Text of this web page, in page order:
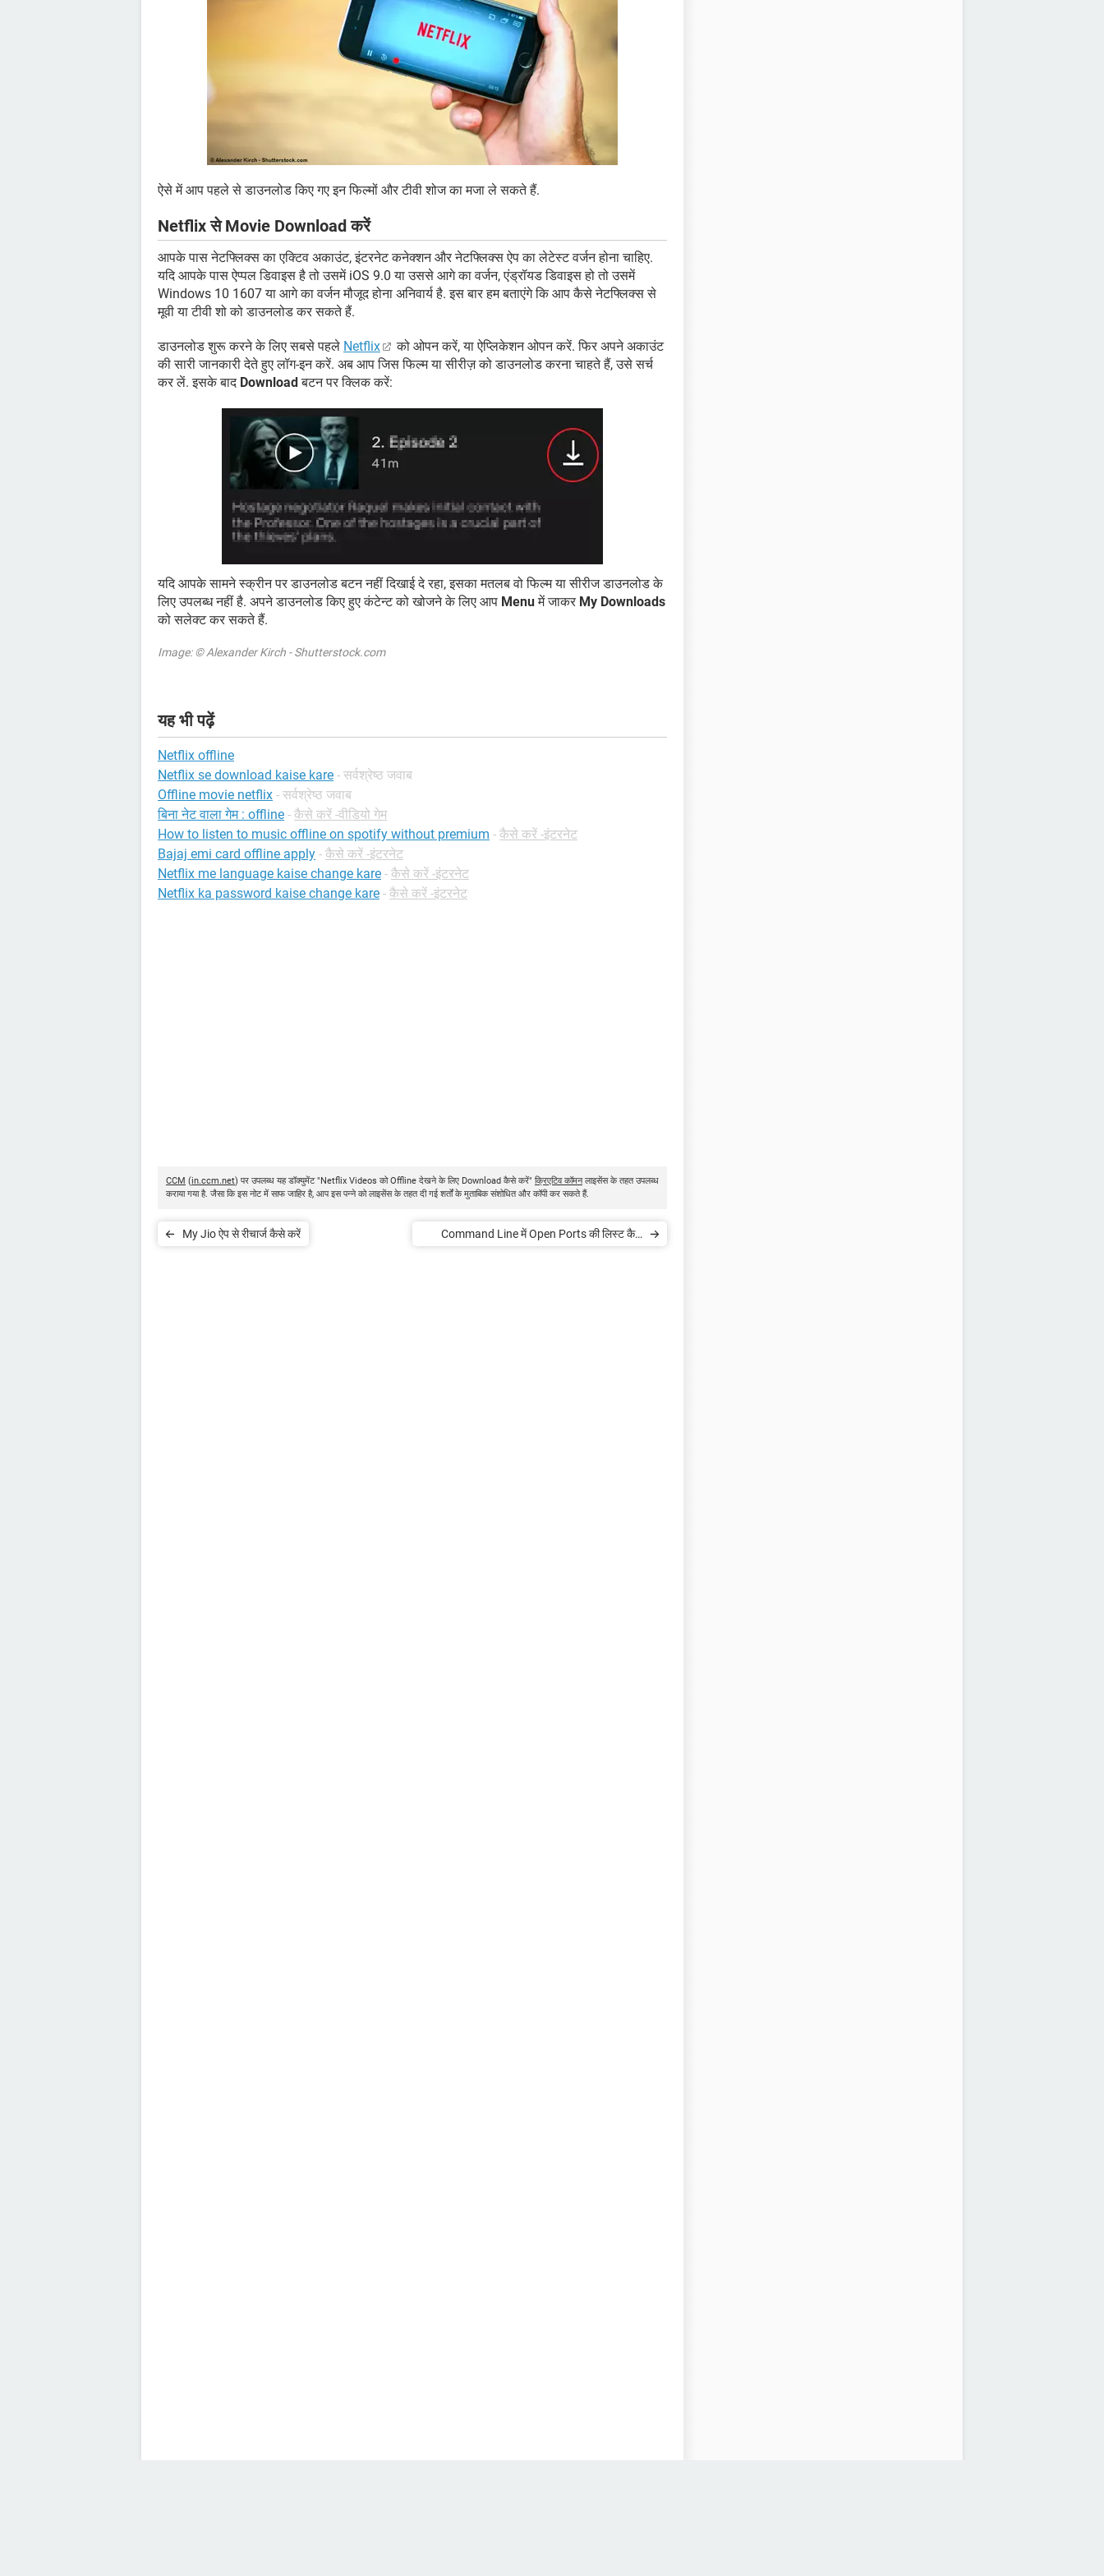
ऐसे में आप पहले से डाउनलोड किए गए इन फिल्मों और टीवी शोज का मजा ले सकते हैं.
Netflix से Movie Download करें
आपके पास नेटफ्लिक्स का एक्टिव अकाउंट, इंटरनेट कनेक्शन और नेटफ्लिक्स ऐप का लेटेस्ट वर्जन होना चाहिए.
यदि आपके पास ऐप्पल डिवाइस है तो उसमें iOS 9.0 या उससे आगे का वर्जन, एंड्रॉयड डिवाइस हो तो उसमें
Windows 10 1607 या आगे का वर्जन मौजूद होना अनिवार्य है. इस बार हम बताएंगे कि आप कैसे नेटफ्लिक्स से
मूवी या टीवी शो को डाउनलोड कर सकते हैं.
डाउनलोड शुरू करने के लिए सबसे पहले Netflix
को ओपन करें, या ऐप्लिकेशन ओपन करें. फिर अपने अकाउंट
की सारी जानकारी देते हुए लॉग-इन करें. अब आप जिस फिल्म या सीरीज़ को डाउनलोड करना चाहते हैं, उसे सर्च
कर लें. इसके बाद Downloadबटन पर क्लिक करें:
यदि आपके सामने स्क्रीन पर डाउनलोड बटन नहीं दिखाई दे रहा, इसका मतलब वो फिल्म या सीरीज डाउनलोड के
लिए उपलब्ध नहीं है. अपने डाउनलोड किए हुए कंटेन्ट को खोजने के लिए आप Menuमें जाकर My Downloads
को सलेक्ट कर सकते हैं.
Image: © Alexander Kirch - Shutterstock.com
यह भी पढ़ें
Netflix offline
Netflix se download kaise kare - सर्वश्रेष्ठ जवाब
Offline movie netflix - सर्वश्रेष्ठ जवाब
बिना नेट वाला गेम : offline - कैसे करें -वीडियो गेम
How to listen to music offline on spotify without premium - कैसे करें -इंटरनेट
Bajaj emi card offline apply - कैसे करें -इंटरनेट
Netflix me language kaise change kare - कैसे करें -इंटरनेट
Netflix ka password kaise change kare - कैसे करें -इंटरनेट
CCM (in.ccm.net) पर उपलब्ध यह डॉक्युमेंट "Netflix Videos को Offline देखने के लिए Download कैसे करें" क्रिएटिव कॉमनलाइसेंस के तहत उपलब्ध
कराया गया है. जैसा कि इस नोट में साफ जाहिर है, आप इस पन्ने को लाइसेंस के तहत दी गई शर्तों के मुताबिक संशोधित और कॉपी कर सकते हैं.
My Jio ऐप से रीचार्ज कैसे करें
Command Line में Open Ports की लिस्ट कैसे